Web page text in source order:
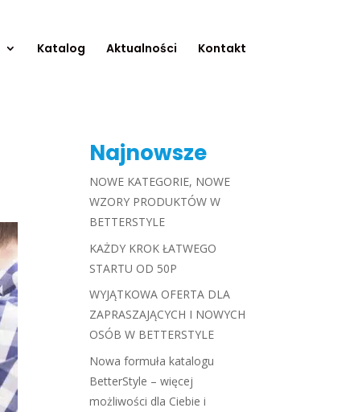
Katalog Aktualności Kontakt
Najnowsze
NOWE KATEGORIE, NOWE
WZORY PRODUKTÓW W
BETTERSTYLE
KAŻDY KROK ŁATWEGO
STARTU OD 50P
WYJĄTKOWA OFERTA DLA
ZAPRASZAJĄCYCH I NOWYCH
OSÓB W BETTERSTYLE
Nowa formuła katalogu
BetterStyle – więcej
możliwości dla Ciebie i